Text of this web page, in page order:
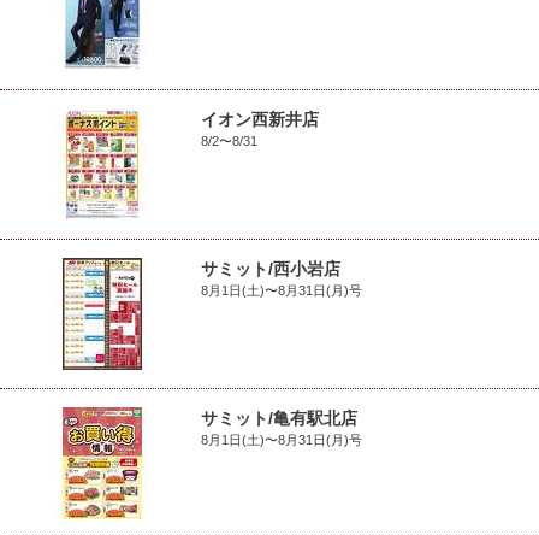
イオン西新井店
8/2〜8/31
サミット/西小岩店
8月1日(土)〜8月31日(月)号
サミット/亀有駅北店
8月1日(土)〜8月31日(月)号